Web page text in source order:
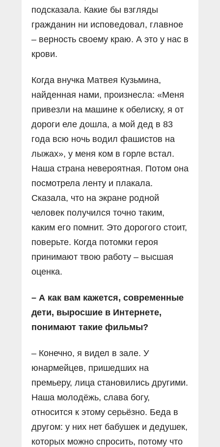
подсказала. Какие бы взгляды
гражданин ни исповедовал, главное
– верность своему краю. А это у нас в
крови.
Когда внучка Матвея Кузьмина,
найденная нами, произнесла: «Меня
привезли на машине к обелиску, я от
дороги еле дошла, а мой дед в 83
года всю ночь водил фашистов на
лыжах», у меня ком в горле встал.
Наша страна невероятная. Потом она
посмотрела ленту и плакала.
Сказала, что на экране родной
человек получился точно таким,
каким его помнит. Это дорогого стоит,
поверьте. Когда потомки героя
принимают твою работу – высшая
оценка.
– А как вам кажется, современные
дети, выросшие в Интернете,
понимают такие фильмы?
– Конечно, я видел в зале. У
юнармейцев, пришедших на
премьеру, лица становились другими.
Наша молодёжь, слава богу,
относится к этому серьёзно. Беда в
другом: у них нет бабушек и дедушек,
которых можно спросить, потому что